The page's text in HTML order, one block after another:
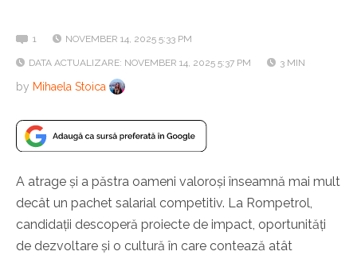
1 NOVEMBER 14, 2025 5:33 PM
DATA ACTUALIZARE: NOVEMBER 14, 2025 5:37 PM 3 MIN
by Mihaela Stoica
A atrage și a păstra oameni valoroși înseamnă mai mult
decât un pachet salarial competitiv. La Rompetrol,
candidații descoperă proiecte de impact, oportunități
de dezvoltare și o cultură în care contează atât